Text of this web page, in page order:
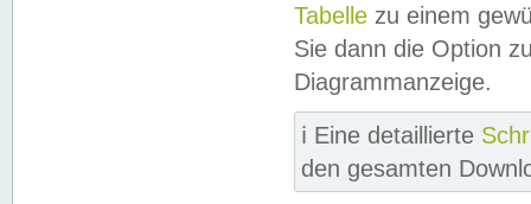
Tabelle zu einem
Sie dann die Option
Diagrammanzeige.
ℹ️ Eine detaillierte
den gesamten